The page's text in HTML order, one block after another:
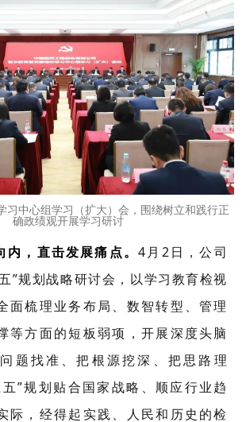
习中心组学习（扩大）会， 围绕树立和践行正
确政绩观开展学习研讨
内，直击发展痛点。4月2日，公司
”规划战略研讨会，以学习教育检视
面梳理业务布局、数智转型、管理
等方面的短板弱项，开展深度头脑
题找准、把根源挖深、把思路理
”规划贴合国家战略、顺应行业趋
际，经得起实践、人民和历史的检